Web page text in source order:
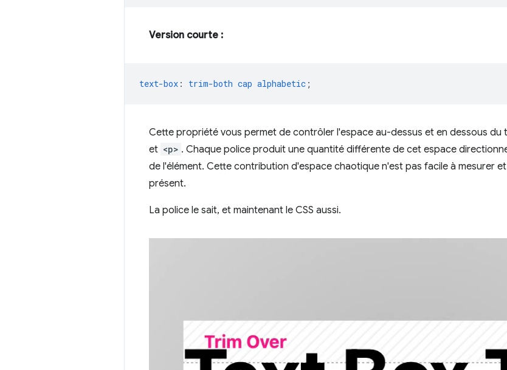
Version courte :
text-box : trim-both cap alphabetic ;
Cette propriété vous permet de contrôler l'espace au-dessus et en dessous du
et <p> . Chaque police produit une quantité différente de cet espace
de l'élément. Cette contribution d'espace chaotique n'est pas facile à mesurer
présent.
La police le sait, et maintenant le CSS aussi.